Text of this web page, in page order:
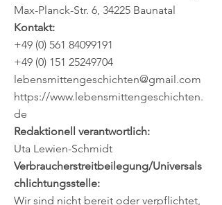
Max-Planck-Str. 6, 34225 Baunatal
Kontakt:
+49 (0) 561 84099191
+49 (0) 151 25249704
lebensmittengeschichten@gmail.com
https://www.lebensmittengeschichten.
de
Redaktionell verantwortlich:
Uta Lewien-Schmidt
Verbraucherstreitbeilegung/Universals
chlichtungsstelle:
Wir sind nicht bereit oder verpflichtet,